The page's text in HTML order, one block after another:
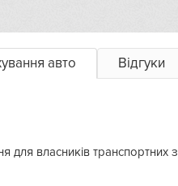
авто Відгуки
для власників